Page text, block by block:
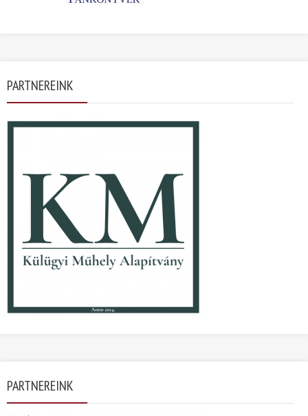
PARTNEREINK
PARTNEREINK